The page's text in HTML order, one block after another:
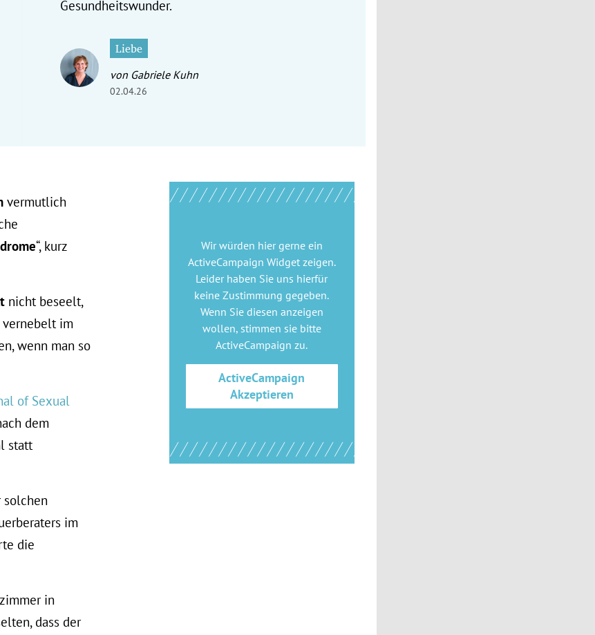
Gesundheitswunder.
Liebe
von Gabriele Kuhn
02.04.26
vermutlich
“, kurz
nicht beseelt,
vernebelt im
wenn man so
of Sexual
dem
statt
solchen
im
die
in
dass der
Wir würden hier gerne ein
ActiveCampaign Widgetzeigen.
Leider haben Sie uns hierfür
keine Zustimmung gegeben.
Wenn Sie diesen anzeigen
wollen, stimmen sie bitte
ActiveCampaign zu.
ActiveCampaign
Akzeptieren